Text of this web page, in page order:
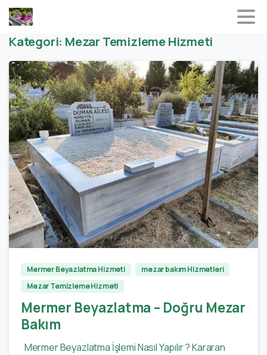
Kategori: Mezar Temizleme Hizmeti
0 0
Mermer Beyazlatma Hizmeti
mezar bakım Hizmetleri
Mezar Temizleme Hizmeti
Mermer Beyazlatma – Doğru Mezar
Bakım
Mermer Beyazlatma İşlemi Nasıl Yapılır ? Kararan